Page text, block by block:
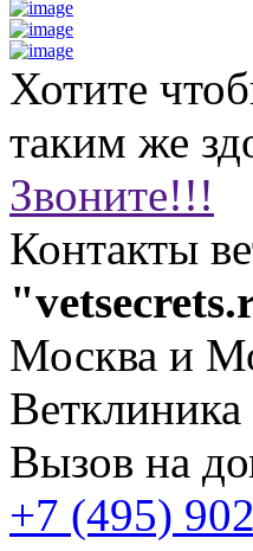
Хотите
таким же
Звоните!!!
Контакты
Москва и
Ветклиника
Вызов на
+7 (495)